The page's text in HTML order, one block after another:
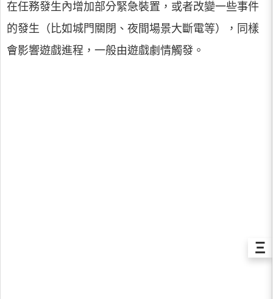
在任務發生內增加部分緊急裝置，或者改變一些事件
的發生（比如城門關閉、夜間場景大斷電等），同樣
會影響遊戲進程，一般由遊戲劇情觸發。
Ξ